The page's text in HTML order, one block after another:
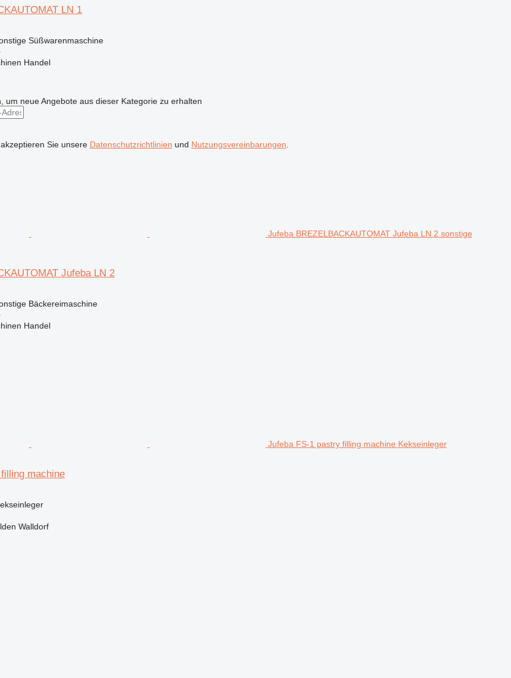
LN 1
Süßwarenmaschine
Handel
um neue Angebote aus dieser Kategorie zu erhalten
Sie unsere Datenschutzrichtlinien und Nutzungsvereinbarungen
Jufeba BREZELBACKAUTOMAT Jufeba LN 2 sonstige
Jufeba LN 2
Bäckereimaschine
Handel
Jufeba FS-1 pastry filling machine Kekseinleger
machine
Walldorf